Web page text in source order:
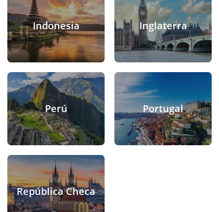
Indonesia Inglaterra
Perú Portugal
República Checa